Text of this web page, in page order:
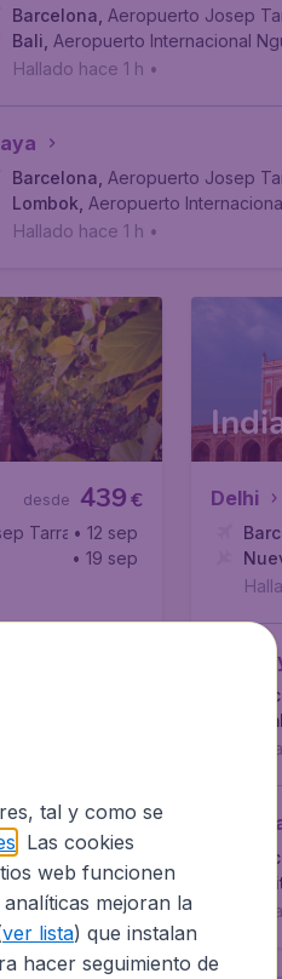
Barcelona Aeropuerto Josep
Bali Aeropuerto Internacional
Hallado hace 1 h •
Barcelona Aeropuerto Josep
Lombok Aeropuerto
Hallado hace 1 h •
€
439
desde
Tarradellas Barcelona-El Prat
• 12 sep
de Kuala Lumpur
• 19 sep
€
535
desde
Tarradellas Barcelona-El Prat
de Penang
• 04 nov
Delhi
tal y como se
. Las cookies
web funcionen
mejoran la
ver lista) que instalan
hacer seguimiento de